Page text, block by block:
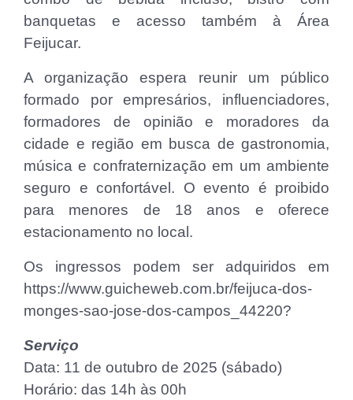
banquetas e acesso também à Área
Feijucar.
A organização espera reunir um público
formado por empresários, influenciadores,
formadores de opinião e moradores da
cidade e região em busca de gastronomia,
música e confraternização em um ambiente
seguro e confortável. O evento é proibido
para menores de 18 anos e oferece
estacionamento no local.
Os ingressos podem ser adquiridos em
https://www.guicheweb.com.br/feijuca-dos-
monges-sao-jose-dos-campos_44220?
Serviço
Data: 11 de outubro de 2025 (sábado)
Horário: das 14h às 00h